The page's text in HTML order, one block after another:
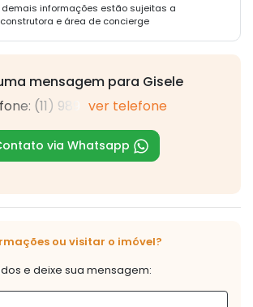
demais informações estão sujeitas a
e área de concierge
mensagem para Gisele
(11) 989
ver telefone
via Whatsapp
ou visitar o imóvel?
e deixe sua mensagem: